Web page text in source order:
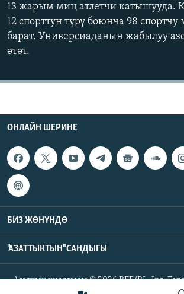
ДАНИСТЕ
ЭЖЕ-СИҢДИЛЕР
ЫҢГАЙСЫЗ СУРООЛОР
Русский
ОНЛАЙН ШЕРИНЕ
ЭЕ/АРнун бардык сайттары
13 жарым миң атлетчи катышууда.
12 спорттун түрү боюнча 98
барат. Универсиаданын жабылуу
өтөт.
ОНЛАЙН ШЕРИНЕ
БИЗ ЖӨНҮНДӨ
"АЗАТТЫКТЫН" САНДЫГЫ
Азаттык үналгысы © 2026 RFE/RL, Inc.